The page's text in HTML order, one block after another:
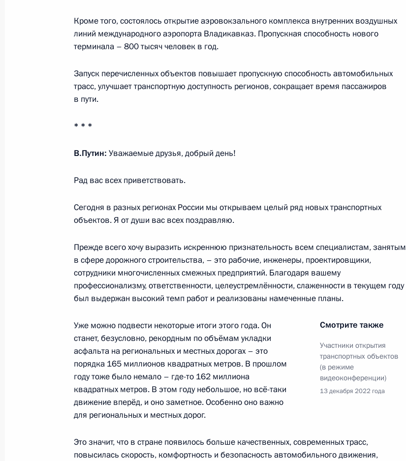
движения детей и молодёжи
18 декабря 2022 года, 18:00
13 декабря 2022 года, вторник
Видеообращение по случаю 75-летия Российского общества
Открытие объектов транспортной инфраструктуры
Видеообращение к участникам встречи глав оборонных
ведомств государств – членов ШОС и СНГ
9 декабря 2022 года, 11:00
8 декабря 2022 года, четверг
Вручение медалей «Золотая Звезда» Героям России
8 декабря 2022 года, 13:50 Москва, Кремль
20
2 декабря 2022 года, пятница
Видеообращение по случаю 15-летия госкорпорации «Росатом»
2 декабря 2022 года, 18:55
Кроме того, состоялось открытие аэровокзального комплекса внутренних воздушных
линий международного аэропорта Владикавказ. Пропускная способность нового
терминала – 800 тысяч человек в год.
Запуск перечисленных объектов повышает пропускную способность автомобильных
трасс, улучшает транспортную доступность регионов, сокращает время пассажиров
в пути.
* * *
В.Путин: Уважаемые друзья, добрый день!
Рад вас всех приветствовать.
Сегодня в разных регионах России мы открываем целый ряд новых транспортных
объектов. Я от души вас всех поздравляю.
Прежде всего хочу выразить искреннюю признательность всем специалистам, занятым
в сфере дорожного строительства, – это рабочие, инженеры, проектировщики,
сотрудники многочисленных смежных предприятий. Благодаря вашему
профессионализму, ответственности, целеустремлённости, слаженности в текущем году
был выдержан высокий темп работ и реализованы намеченные планы.
Смотрите также
Участники открытия
транспортных объектов
(в режиме
видеоконференции)
13 декабря 2022 года
Уже можно подвести некоторые итоги этого года. Он
станет, безусловно, рекордным по объёмам укладки
асфальта на региональных и местных дорогах – это
порядка 165 миллионов квадратных метров. В прошлом
году тоже было немало – где-то 162 миллиона
квадратных метров. В этом году небольшое, но всё-таки
движение вперёд, и оно заметное. Особенно оно важно
для региональных и местных дорог.
Это значит, что в стране появилось больше качественных, современных трасс,
повысилась скорость, комфортность и безопасность автомобильного движения,